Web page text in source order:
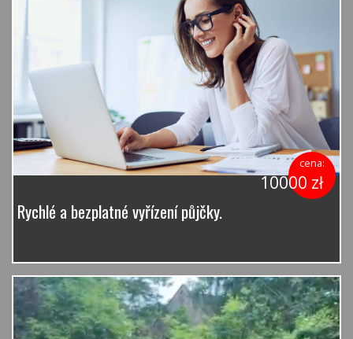
cena:
10000 zł
Rychlé a bezplatné vyřízení půjčky.